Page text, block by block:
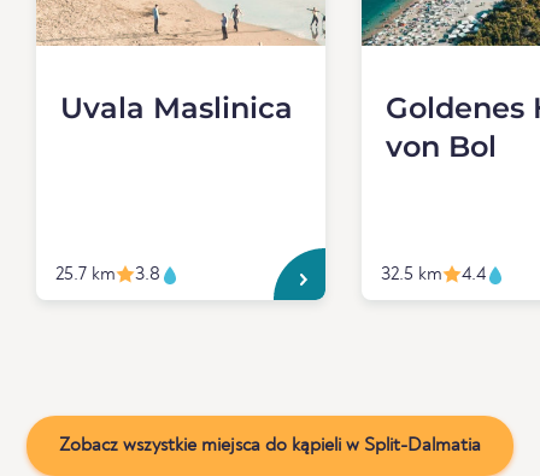
Uvala Maslinica
25.7 km 3.8
Goldenes
von Bol
32.5 km 4.4
Zobacz wszystkie miejsca do kąpieli w Split-Dalmatia